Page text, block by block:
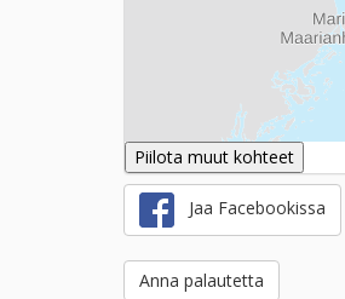
Piilota muut kohteet
Jaa Facebookissa
Anna palautetta